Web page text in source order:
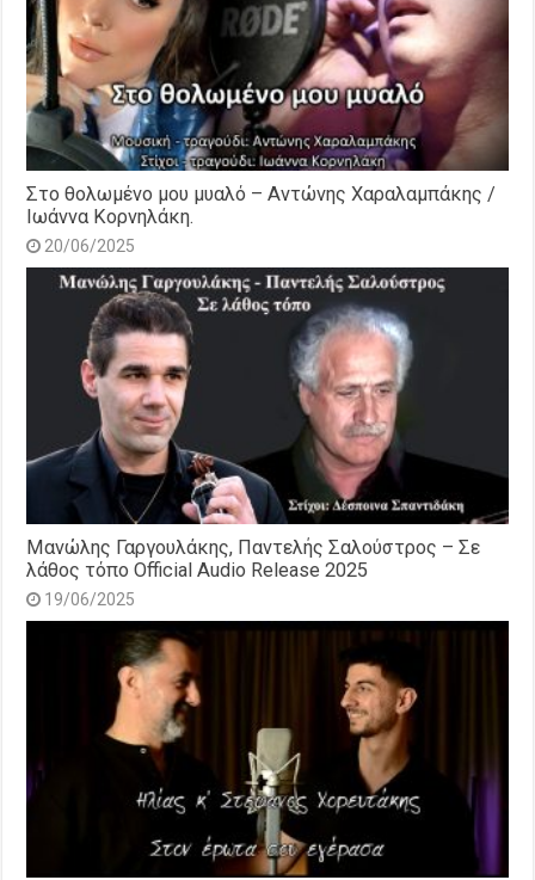
Στο θολωμένο μου μυαλό – Αντώνης Χαραλαμπάκης /
Ιωάννα Κορνηλάκη.
20/06/2025
Μανώλης Γαργουλάκης, Παντελής Σαλούστρος – Σε
λάθος τόπο Official Audio Release 2025
19/06/2025